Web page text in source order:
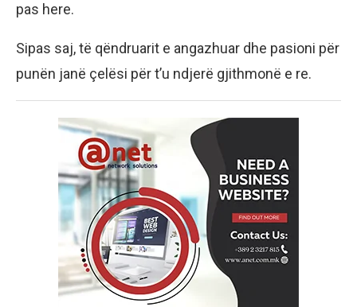
pas here.
Sipas saj, të qëndruarit e angazhuar dhe pasioni për
punën janë çelësi për t’u ndjerë gjithmonë e re.